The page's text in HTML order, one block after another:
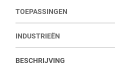
BESCHRIJVING
TOEPASSINGEN
INDUSTRIEËN